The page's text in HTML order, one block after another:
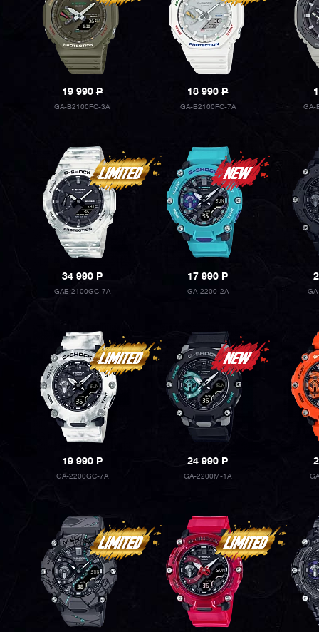
19 990P
GA-B2100FC-3A
18 990P
GA-B2100FC-7A GA-
34 990P
GAE-2100GC-7A
17 990P
GA-2200-2A
19 990P
GA-2200GC-7A
24 990P
GA-2200M-1A